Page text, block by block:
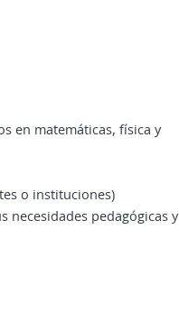
en matemáticas, física y
o instituciones)
necesidades pedagógicas y